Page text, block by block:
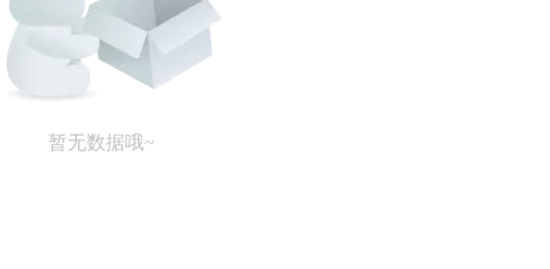
暂无数据哦~